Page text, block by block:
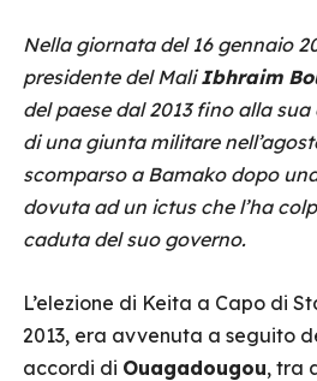
Nella giornata del 16 gennaio
presidente del MaliIbhraim
del paese dal 2013 fino alla
di una giunta militare
scomparso a Bamako dopo
dovuta ad un ictus che l’ha
caduta del suo governo.
L’elezione di Keita a Capo di
2013, era avvenuta a seguito
accordi di Ouagadougou, tra